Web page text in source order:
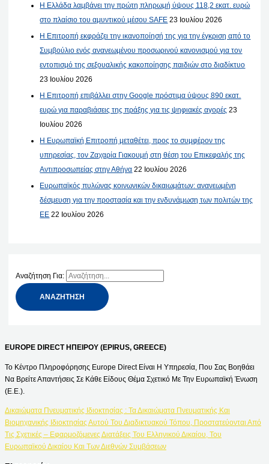
Η Ελλάδα λαμβάνει την πρώτη πληρωμή ύψους 118,2 εκατ. ευρώ
στο πλαίσιο του αμυντικού μέσου SAFE 23 Ιουλίου 2026
Η Επιτροπή εκφράζει την ικανοποίησή της για την έγκριση από το
Συμβούλιο ενός ανανεωμένου προσωρινού κανονισμού για τον
εντοπισμό της σεξουαλικής κακοποίησης παιδιών στο διαδίκτυο
23 Ιουλίου 2026
Η Επιτροπή επιβάλλει στην Google πρόστιμα ύψους 890 εκατ.
ευρώ για παραβιάσεις της πράξης για τις ψηφιακές αγορές 23
Ιουλίου 2026
Η Ευρωπαϊκή Επιτροπή μεταθέτει, προς το συμφέρον της
υπηρεσίας, τον Ζαχαρία Γιακουμή στη θέση του Επικεφαλής της
Αντιπροσωπείας στην Αθήνα 22 Ιουλίου 2026
Ευρωπαϊκός πυλώνας κοινωνικών δικαιωμάτων: ανανεωμένη
δέσμευση για την προστασία και την ενδυνάμωση των πολιτών της
ΕΕ 22 Ιουλίου 2026
Αναζήτηση Για:
EUROPE DIRECT ΗΠΕΙΡΟΥ (EPIRUS, GREECE)
Το Κέντρο Πληροφόρησης Europe Direct Είναι Η Υπηρεσία, Που Σας Βοηθάει
Να Βρείτε Απαντήσεις Σε Κάθε Είδους Θέμα Σχετικό Με Την Ευρωπαϊκή Ένωση
(Ε.Ε.).
Δικαιώματα Πνευματικής Ιδιοκτησίας : Τα Δικαιώματα Πνευματικής Και
Βιομηχανικής Ιδιοκτησίας Αυτού Του Διαδικτυακού Τόπου, Προστατεύονται Από
Τις Σχετικές – Εφαρμοζόμενες Διατάξεις Του Ελληνικού Δικαίου, Του
Ευρωπαϊκού Δικαίου Και Των Διεθνών Συμβάσεων